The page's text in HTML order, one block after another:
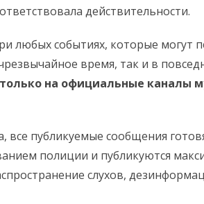
действительности.
любых событиях, которые могут
время, так и в
только на официальные каналы
все публикуемые сообщения
полиции и публикуются
слухов,